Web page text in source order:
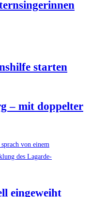
star­ten
– mit dop­pel­ter
eingeweiht